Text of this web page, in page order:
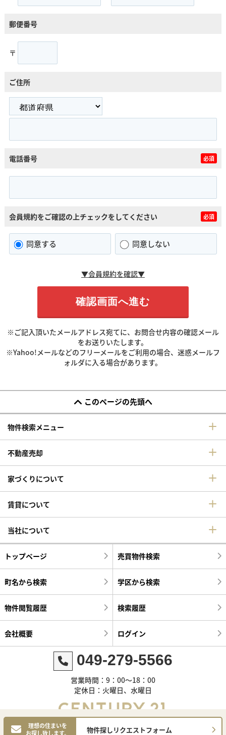
理想の住まいを
お探し致します。
物件探しリクエストフォーム
郵便番号
〒
ご住所
電話番号 必須
会員規約をご確認の上チェックをしてください 必須
同意する 同意しない
▼会員規約を確認▼
※ご記入頂いたメールアドレス宛てに、お問合せ内容の確認メール
をお送りいたします。
※Yahoo!メールなどのフリーメールをご利用の場合、迷惑メールフ
ォルダに入る場合があります。
このページの先頭へ
物件検索メニュー
不動産売却
家づくりについて
賃貸について
当社について
トップページ 売買物件検索
町名から検索 学区から検索
物件閲覧履歴 検索履歴
会社概要 ログイン
049-279-5566
営業時間：9：00～18：00
定休日：火曜日、水曜日